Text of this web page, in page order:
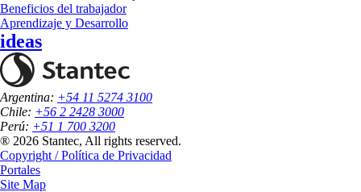
Beneficios del trabajador
Aprendizaje y Desarrollo
ideas
Argentina: +54 11 5274 3100
Chile: +56 2 2428 3000
Perú: +51 1 700 3200
® 2026 Stantec, All rights reserved.
Copyright / Política de Privacidad
Portales
Site Map